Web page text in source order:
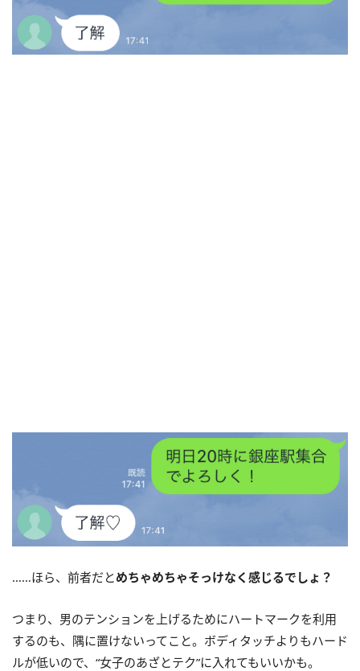
……ほら、前者だと めちゃめちゃそっけなく感じるでしょ？
つまり、男のテンションを上げるためにハートマークを利用
するのも、隅に置けないってこと。ボディタッチよりもハード
ルが低いので、“女子のあざとテク”に入れてもいいかも。